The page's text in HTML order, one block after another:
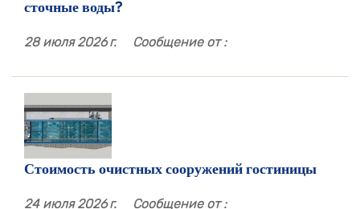
сточные воды?
28 июля 2026 г. Сообщение от :
Стоимость очистных сооружений гостиницы
24 июля 2026 г. Сообщение от :